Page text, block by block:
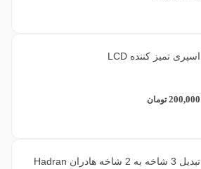
اسپری تمیز کننده LCD
200,000 تومان
تبدیل 3 شاخه به 2 شاخه هادران Hadran